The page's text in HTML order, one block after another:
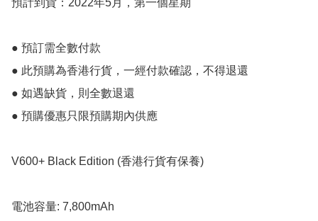
預計到貨：2022年5月，第一個星期
● 預訂需全數付款
● 此預購為香港行貨，一經付款確認，不得退還
● 如遇缺貨，則全數退還
● 預購優惠只限預購期內供應
V600+ Black Edition (香港行貨有保養)
電池容量: 7,800mAh